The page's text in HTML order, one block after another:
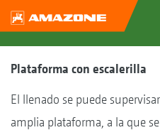
Plataforma con escalerilla
El llenado se puede
amplia plataforma, a la que